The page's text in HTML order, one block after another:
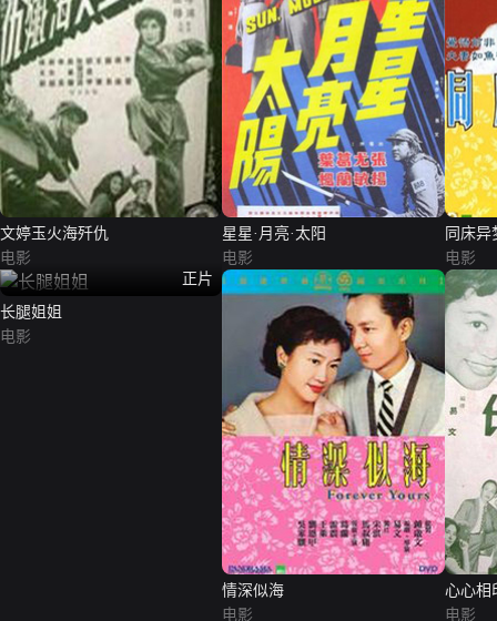
文婷玉火海歼仇
电影
星星·月亮·太阳
电影
同床异
电影
正片
长腿姐姐
电影
情深似海
电影
心心相
电影